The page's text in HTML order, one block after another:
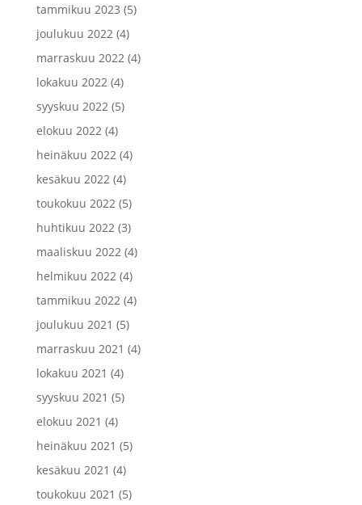
tammikuu 2023 (5)
joulukuu 2022 (4)
marraskuu 2022 (4)
lokakuu 2022 (4)
syyskuu 2022 (5)
elokuu 2022 (4)
heinäkuu 2022 (4)
kesäkuu 2022 (4)
toukokuu 2022 (5)
huhtikuu 2022 (3)
maaliskuu 2022 (4)
helmikuu 2022 (4)
tammikuu 2022 (4)
joulukuu 2021 (5)
marraskuu 2021 (4)
lokakuu 2021 (4)
syyskuu 2021 (5)
elokuu 2021 (4)
heinäkuu 2021 (5)
kesäkuu 2021 (4)
toukokuu 2021 (5)